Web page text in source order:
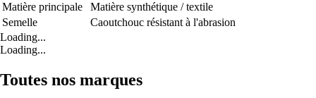
Matière principale
Matière synthétique / textile
Semelle
Caoutchouc résistant à l'abrasion
Loading...
Loading...
Toutes nos marques